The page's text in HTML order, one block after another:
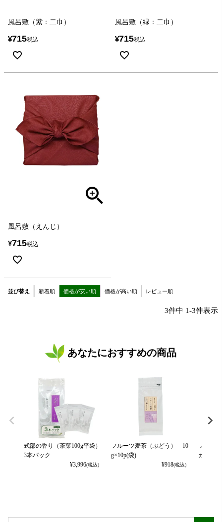
風呂敷（紫：二巾）
¥715税込
風呂敷（緑：二巾）
¥715税込
風呂敷（えんじ）
¥715税込
並び替え 新着順 価格が安い順 価格が高い順 レビュー順
3件中 1-3件表示
あなたにおすすめの商品
式部の香り（茶葉100g平袋）
3本パック
¥3,996(税込)
フルーツ麦茶（ぶどう） 10
g×10p(袋)
¥918(税込)
フルー
カット